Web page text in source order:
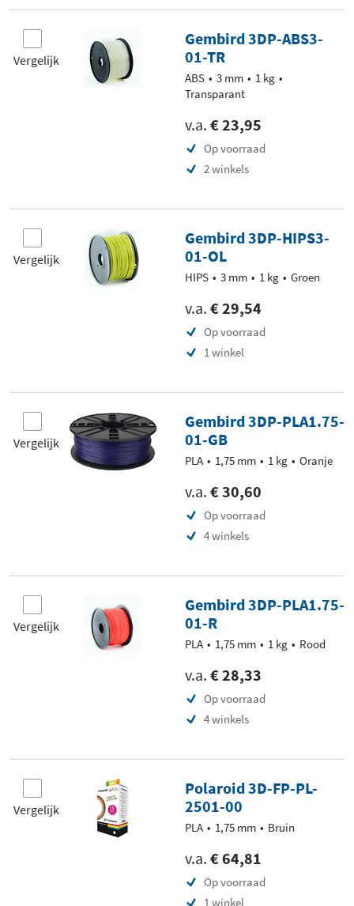
Vergelijk
Gembird 3DP-ABS3-
01-TR
ABS 3 mm
1 kg
Transparant
v.a. € 23,95
Op voorraad
2 winkels
Vergelijk
Gembird 3DP-HIPS3-
01-OL
HIPS 3 mm 1 kg Groen
v.a. € 29,54
Op voorraad
1 winkel
Vergelijk
Gembird 3DP-PLA1.75-
01-GB
PLA 1,75 mm 1 kg Oranje
v.a. € 30,60
Op voorraad
4 winkels
Vergelijk
Gembird 3DP-PLA1.75-
01-R
PLA 1,75 mm 1 kg Rood
v.a. € 28,33
Op voorraad
4 winkels
Vergelijk
Polaroid 3D-FP-PL-
2501-00
PLA 1,75 mm Bruin
v.a. € 64,81
Op voorraad
1 winkel